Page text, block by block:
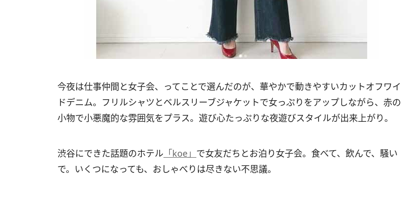
今夜は仕事仲間と女子会、ってことで選んだのが、華やかで動きやすいカットオフワイ
ドデニム。フリルシャツとベルスリーブジャケットで女っぷりをアップしながら、赤の
小物で小悪魔的な雰囲気をプラス。遊び心たっぷりな夜遊びスタイルが出来上がり。
渋谷にできた話題のホテル 「koe」 で女友だちとお泊り女子会。食べて、飲んで、騒い
で。いくつになっても、おしゃべりは尽きない不思議。